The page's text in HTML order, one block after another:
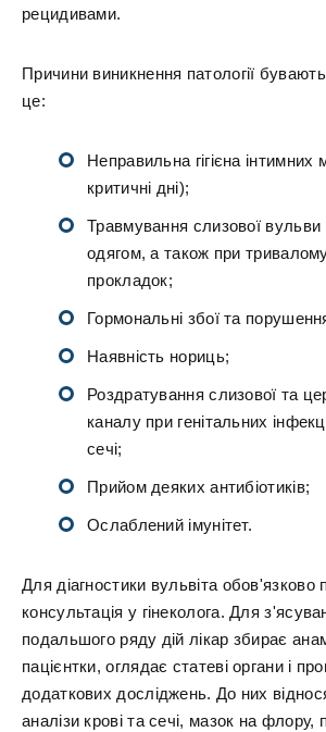
рецидивами.
Причини виникнення патології
це:
Неправильна гігієна інтимних
критичні дні);
Травмування слизової вульви
одягом, а також при
прокладок;
Гормональні збої та
Наявність нориць;
Роздратування слизової та
каналу при генітальних
сечі;
Прийом деяких антибіотиків;
Ослаблений імунітет.
Для діагностики вульвіта обов'язково
консультація у гінеколога. Для
подальшого ряду дій лікар збирає
пацієнтки, оглядає статеві органи і
додаткових досліджень. До них
аналізи крові та сечі, мазок на флору,